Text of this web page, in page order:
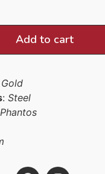
Add to cart
Gold
:Steel
Phantos